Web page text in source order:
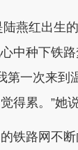
红出生的
中种下铁
第一次来到
得累。”她说
路网不断